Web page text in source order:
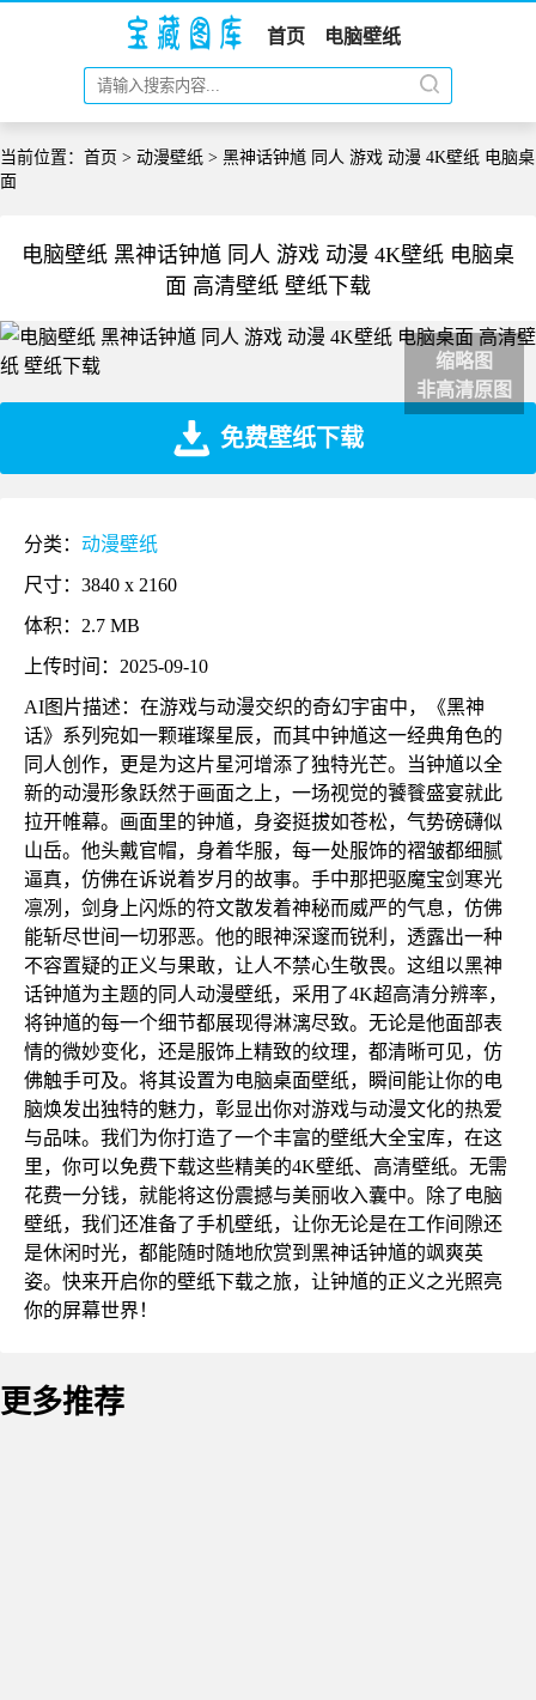
首页 电脑壁纸
当前位置： 首页 > 动漫壁纸 > 黑神话钟馗 同人 游戏 动漫 4K壁纸 电脑桌
面
电脑壁纸 黑神话钟馗 同人 游戏 动漫 4K壁纸 电脑桌
面 高清壁纸 壁纸下载
缩略图
非高清原图
免费壁纸下载
分类： 动漫壁纸
尺寸：3840 x 2160
体积：2.7 MB
上传时间：2025-09-10
AI图片描述：在游戏与动漫交织的奇幻宇宙中，《黑神
话》系列宛如一颗璀璨星辰，而其中钟馗这一经典角色的
同人创作，更是为这片星河增添了独特光芒。当钟馗以全
新的动漫形象跃然于画面之上，一场视觉的饕餮盛宴就此
拉开帷幕。画面里的钟馗，身姿挺拔如苍松，气势磅礴似
山岳。他头戴官帽，身着华服，每一处服饰的褶皱都细腻
逼真，仿佛在诉说着岁月的故事。手中那把驱魔宝剑寒光
凛冽，剑身上闪烁的符文散发着神秘而威严的气息，仿佛
能斩尽世间一切邪恶。他的眼神深邃而锐利，透露出一种
不容置疑的正义与果敢，让人不禁心生敬畏。这组以黑神
话钟馗为主题的同人动漫壁纸，采用了4K超高清分辨率，
将钟馗的每一个细节都展现得淋漓尽致。无论是他面部表
情的微妙变化，还是服饰上精致的纹理，都清晰可见，仿
佛触手可及。将其设置为电脑桌面壁纸，瞬间能让你的电
脑焕发出独特的魅力，彰显出你对游戏与动漫文化的热爱
与品味。我们为你打造了一个丰富的壁纸大全宝库，在这
里，你可以免费下载这些精美的4K壁纸、高清壁纸。无需
花费一分钱，就能将这份震撼与美丽收入囊中。除了电脑
壁纸，我们还准备了手机壁纸，让你无论是在工作间隙还
是休闲时光，都能随时随地欣赏到黑神话钟馗的飒爽英
姿。快来开启你的壁纸下载之旅，让钟馗的正义之光照亮
你的屏幕世界！
更多推荐